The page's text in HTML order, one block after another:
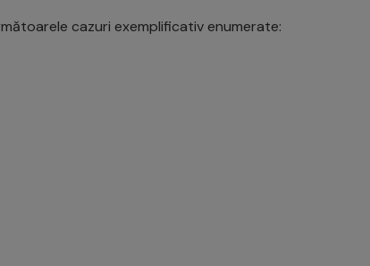
cazuri exemplificativ enumerate: